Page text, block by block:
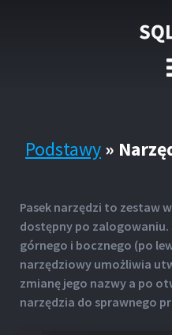
Podstawy»
Pasek narzędzi to zestaw
dostępny po zalogowaniu.
górnego i bocznego (po
narzędziowy umożliwia
zmianę jego nazwy a po
narzędzia do sprawnego